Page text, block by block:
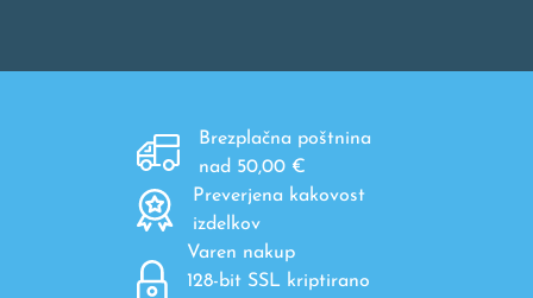
Brezplačna poštnina
nad 50,00 €
Preverjena kakovost
izdelkov
Varen nakup
128-bit SSL kriptirano